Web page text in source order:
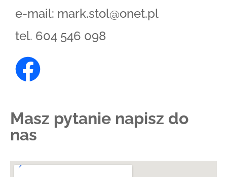
e-mail: mark.stol@onet.pl
tel. 604 546 098
Masz pytanie napisz do
nas